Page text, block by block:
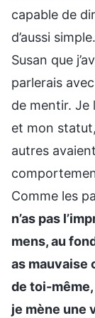
capable de
d’aussi
Susan que
parlerais
de mentir. Je
et mon
autres
Comme les
n’as pas
mens, au
as mauvaise
de toi-
je mène une